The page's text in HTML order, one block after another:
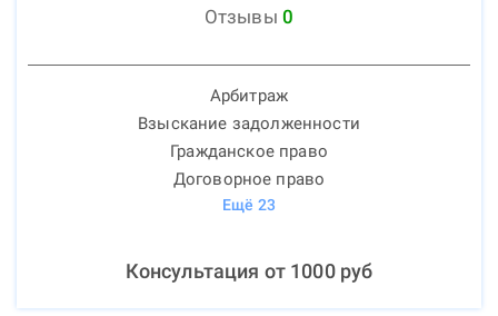
Отзывы 0
Арбитраж
Взыскание задолженности
Гражданское право
Договорное право
Ещё 23
Консультация от 1000руб